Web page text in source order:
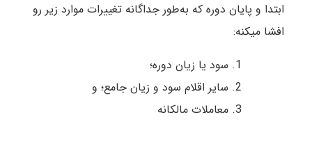
ابتدا و پایان دوره که به‌طور جداگانه تغییرات موارد زیر رو
افشا میکنه:
سود یا زیان دوره؛
سایر اقلام سود و زیان جامع؛ و
معاملات مالکانه